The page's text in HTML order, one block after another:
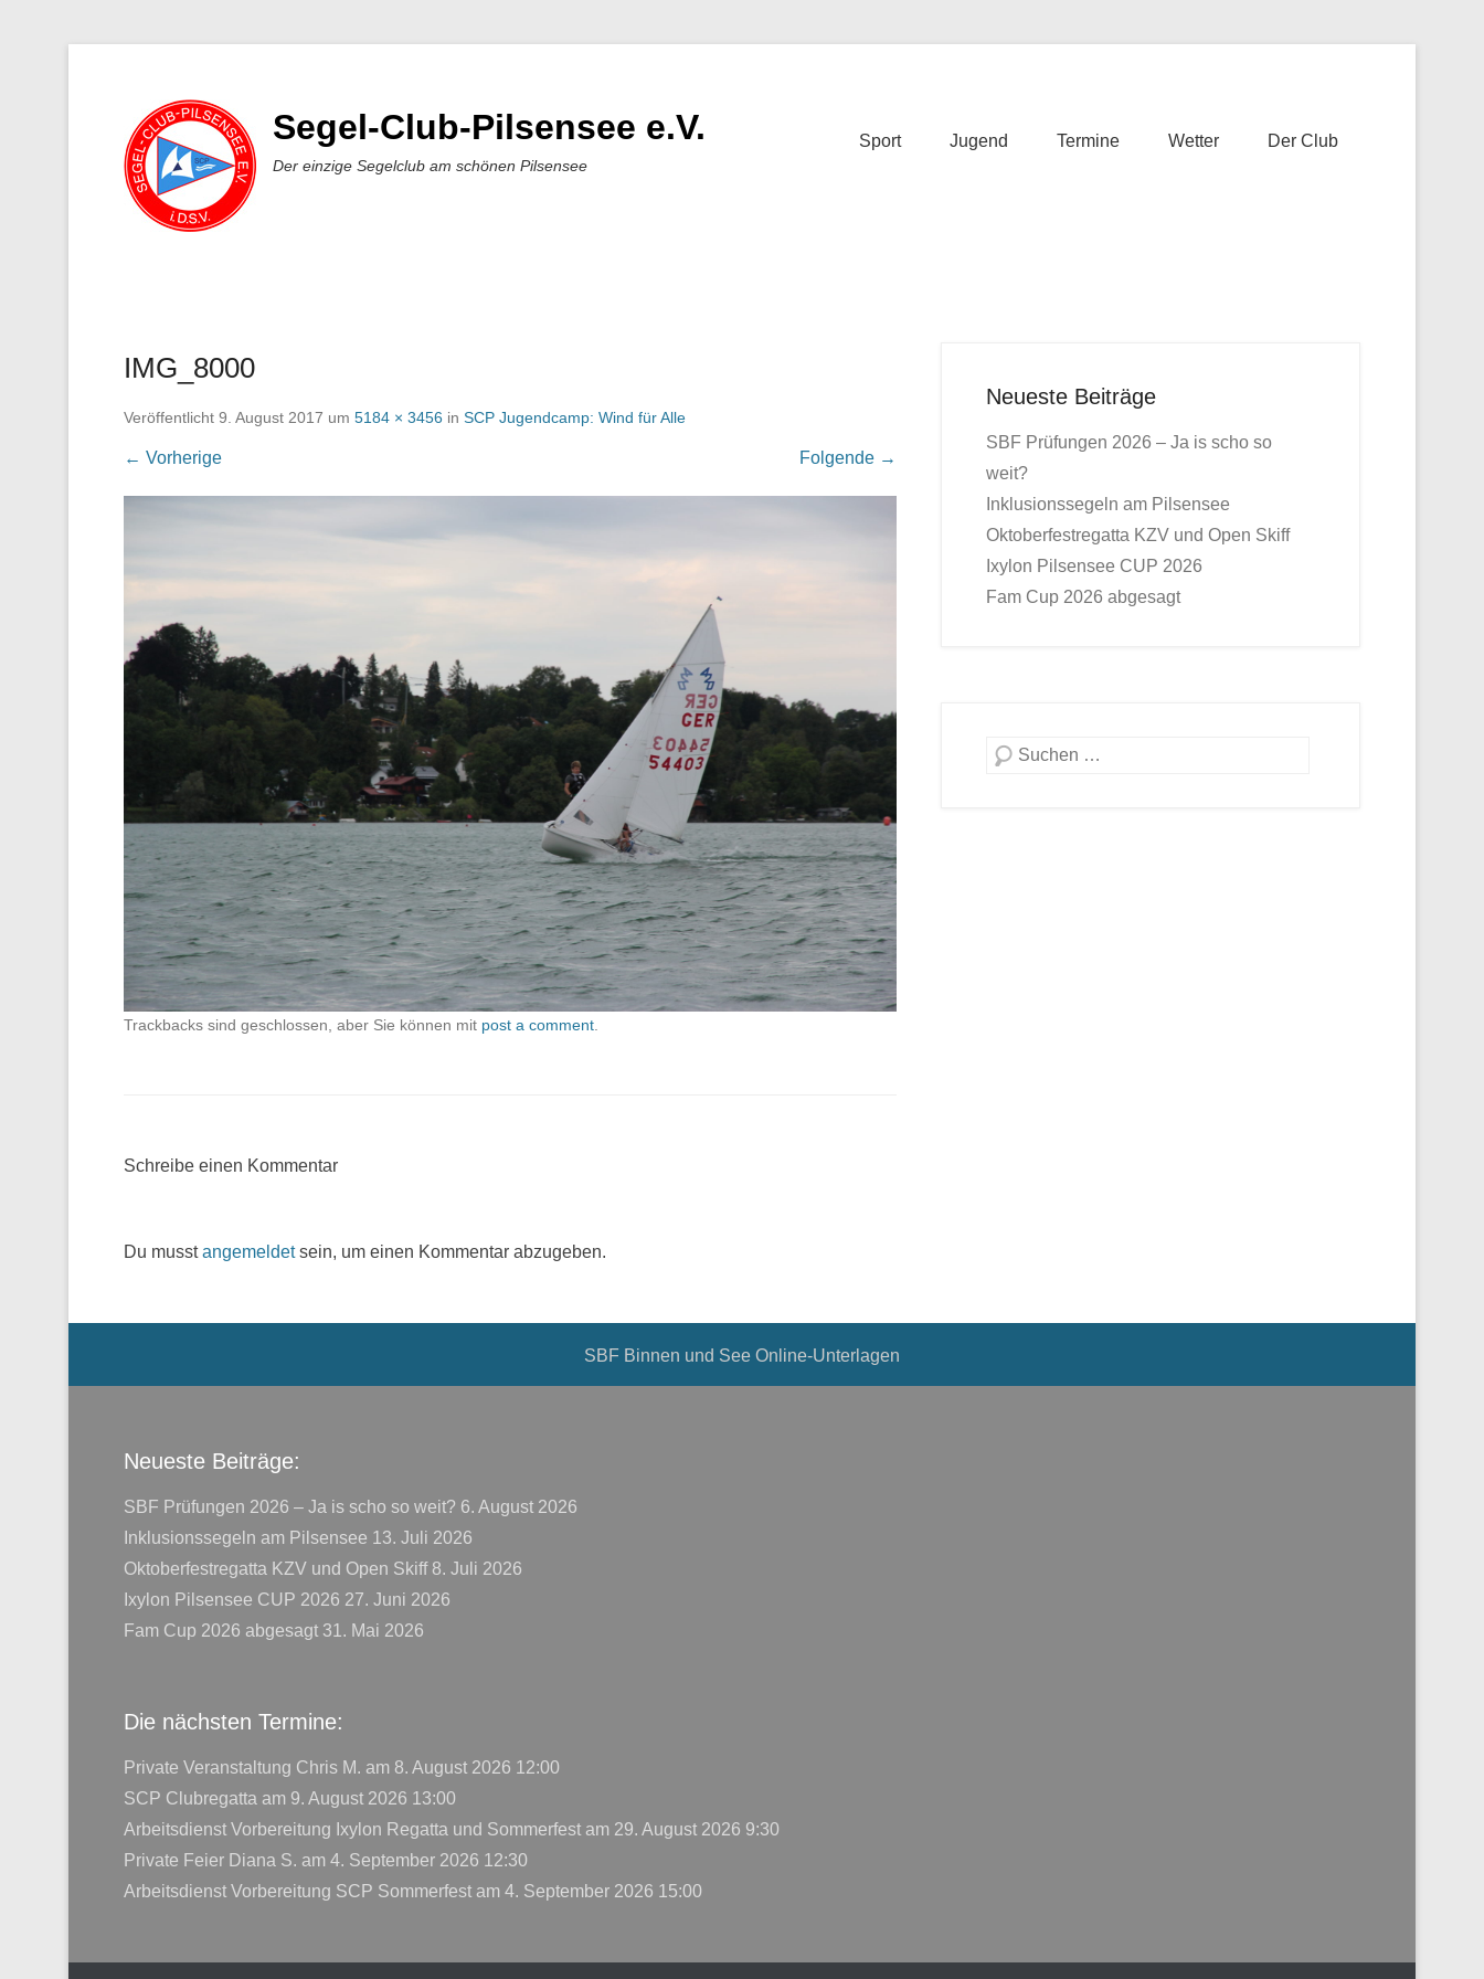
Segel-Club-Pilsensee e.V.
Der einzige Segelclub am schönen Pilsensee
Sport Jugend Termine Wetter Der Club
IMG_8000
Veröffentlicht 9. August 2017 um 5184 × 3456 in SCP Jugendcamp: Wind für Alle
← Vorherige Folgende →
Trackbacks sind geschlossen, aber Sie können mit post a comment
Schreibe einen Kommentar
Du musstangemeldetsein, um einen Kommentar abzugeben.
Neueste Beiträge
SBF Prüfungen 2026 – Ja is scho so
weit?
Inklusionssegeln am Pilsensee
Oktoberfestregatta KZV und Open Skiff
Ixylon Pilsensee CUP 2026
Fam Cup 2026 abgesagt
Suche
SBF Binnen und See Online-Unterlagen
Neueste Beiträge:
SBF Prüfungen 2026 – Ja is scho so weit? 6. August 2026
Inklusionssegeln am Pilsensee 13. Juli 2026
Oktoberfestregatta KZV und Open Skiff 8. Juli 2026
Ixylon Pilsensee CUP 2026 27. Juni 2026
Fam Cup 2026 abgesagt 31. Mai 2026
Die nächsten Termine:
Private Veranstaltung Chris M. am 8. August 2026 12:00
SCP Clubregatta am 9. August 2026 13:00
Arbeitsdienst Vorbereitung Ixylon Regatta und Sommerfest am 29. August 2026 9:30
Private Feier Diana S. am 4. September 2026 12:30
Arbeitsdienst Vorbereitung SCP Sommerfest am 4. September 2026 15:00